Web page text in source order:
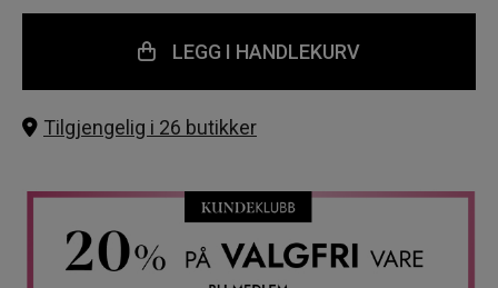
LEGG I HANDLEKURV
Tilgjengelig i 26 butikker